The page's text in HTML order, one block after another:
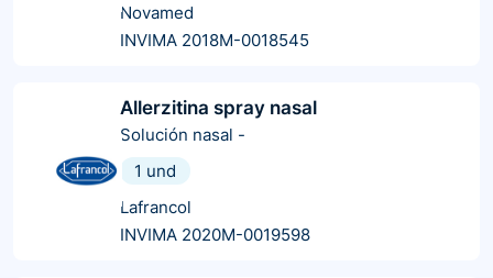
Novamed
INVIMA 2018M-0018545
Allerzitina spray nasal
Solución nasal -
1 und
Lafrancol
INVIMA 2020M-0019598